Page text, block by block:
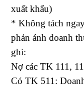
xuất khẩu)
* Không tách
phản ánh doanh
ghi:
Nợ các TK 111,
Có TK 511: